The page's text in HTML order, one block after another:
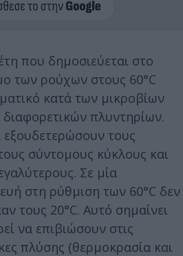
που δημοσιεύεται στο
των ρούχων στους 60°C
κατά των μικροβίων
διαφορετικών πλυντηρίων.
τους
σύντομους κύκλους και
Σε μία
στη ρύθμιση των 60°C δεν
τους 20°C. Αυτό σημαίνει
να επιβιώσουν στις
πλύσης (θερμοκρασία και